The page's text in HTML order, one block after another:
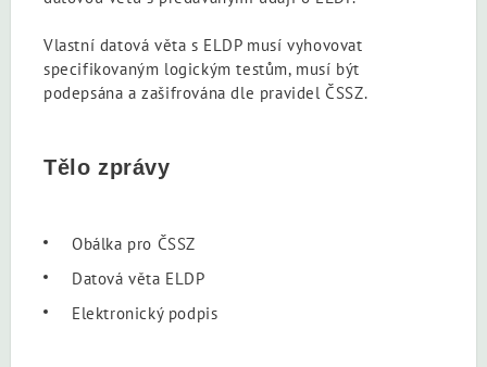
Vlastní datová věta s ELDP musí vyhovovat
specifikovaným logickým testům, musí být
podepsána a zašifrována dle pravidel ČSSZ.
Tělo zprávy
Obálka pro ČSSZ
Datová věta ELDP
Elektronický podpis